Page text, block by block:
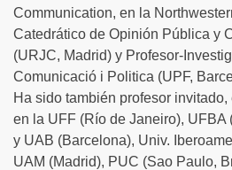
Communication, en la
Catedrático de Opinión Pública y
(URJC, Madrid) y Profesor-
Comunicació i Politica (UPF,
Ha sido también profesor
en la UFF (Río de Janeiro), UFBA
y UAB (Barcelona), Univ.
UAM (Madrid), PUC (Sao Paulo,